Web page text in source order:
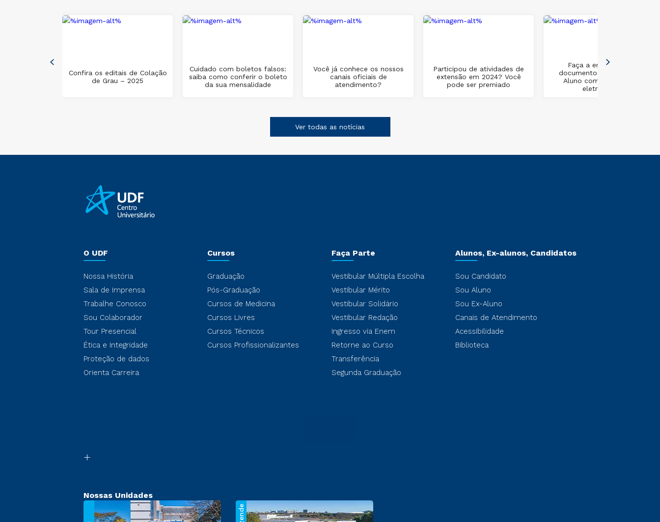
Confira os editais de Colação
de Grau – 2025
Cuidado com boletos falsos:
saiba como conferir o boleto
da sua mensalidade
Você já conhece os nossos
canais oficiais de
atendimento?
Participou de atividades de
extensão em 2024? Você
pode ser premiado
Faça a emissão de
documentos na Área do
Aluno com assinatura
eletrônica
Ver todas as notícias
O UDF
Nossa História
Sala de Imprensa
Trabalhe Conosco
Sou Colaborador
Tour Presencial
Ética e Integridade
Proteção de dados
Orienta Carreira
Cursos
Graduação
Pós-Graduação
Cursos de Medicina
Cursos Livres
Cursos Técnicos
Cursos Profissionalizantes
Faça Parte
Vestibular Múltipla Escolha
Vestibular Mérito
Vestibular Solidário
Vestibular Redação
Ingresso via Enem
Retorne ao Curso
Transferência
Segunda Graduação
Alunos, Ex-alunos, Candidatos
Sou Candidato
Sou Aluno
Sou Ex-Aluno
Canais de Atendimento
Acessibilidade
Biblioteca
Nossas Unidades